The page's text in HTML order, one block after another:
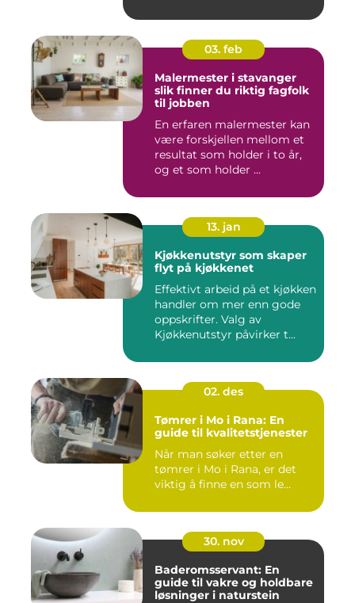
03. feb
Malermester i stavanger
slik finner du riktig fagfolk
til jobben
En erfaren malermester kan
være forskjellen mellom et
resultat som holder i to år,
og et som holder ...
13. jan
Kjøkkenutstyr som skaper
flyt på kjøkkenet
Effektivt arbeid på et kjøkken
handler om mer enn gode
oppskrifter. Valg av
Kjøkkenutstyr påvirker t...
02. des
Tømrer i Mo i Rana: En
guide til kvalitetstjenester
Når man søker etter en
tømrer i Mo i Rana, er det
viktig å finne en som le...
30. nov
Baderomsservant: En
guide til vakre og holdbare
løsninger i naturstein